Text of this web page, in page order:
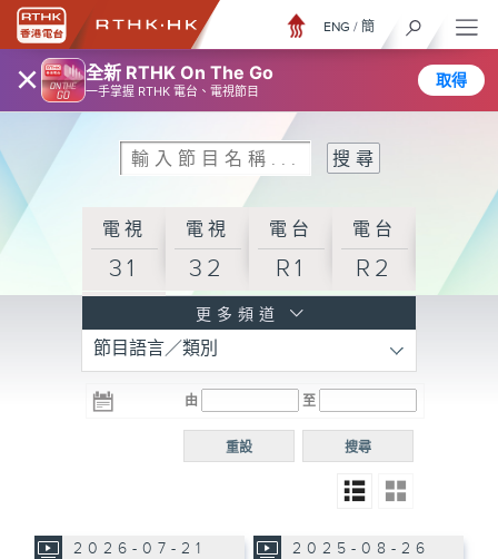
× 全新 RTHK On The Go
一手掌握 RTHK 電台、電視節目
取得
ENG / 簡
電視
31
電視
32
電台
R1
電台
R2
R3
電台 電台
R5
電台
普通
更多頻道
節目語言／類別
由 至
搜尋
重設
2026-07-21 2025-08-26